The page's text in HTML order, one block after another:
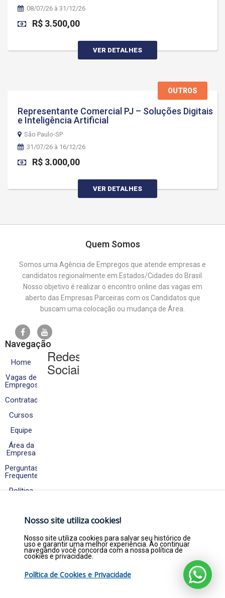
08/07/26 à 31/12/26
R$ 3.500,00
VER DETALHES
OUTROS
Representante Comercial PJ – Soluções Digitais
e Inteligência Artificial
São Paulo-SP
31/07/26 à 16/12/26
R$ 3.000,00
VER DETALHES
Quem Somos
Somos uma Agência de Empregos que atende empresas e
candidatos regionalmente em Estados/Cidades do Brasil.
Nosso objetivo é realizar o encontro online das vagas em
aberto das Empresas Parceiras com os Candidatos que
buscam uma colocação ou mudança de Área.
Navegação
Home
Vagas de
Empregos
Contratados
Cursos
Equipe
Área da
Empresa
Perguntas
Frequentes
Política
Privacidade
Fale
Conosco
Redes
Sociais
Copyright © 2026. Empregar Já Estágios e
Efetivos LTDA - CNPJ 22.369.844/0001-47 - Todos
Nosso site utiliza cookies!
Nosso site utiliza cookies para salvar seu histórico de
uso e garantir uma melhor experiência. Ao continuar
navegando você concorda com a nossa política de
cookies e privacidade.
Política de Cookies e Privacidade